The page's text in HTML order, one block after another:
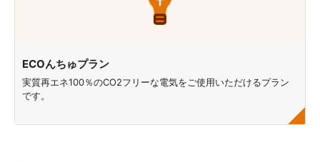
ECOんちゅプラン
実質再エネ100％のCO2フリーな電気をご使用いただけるプラン
です。